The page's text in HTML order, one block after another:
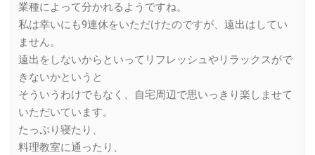
業種によって分かれるようですね。
私は幸いにも9連休をいただけたのですが、遠出はしてい
ません。
遠出をしないからといってリフレッシュやリラックスがで
きないかというと
そういうわけでもなく、自宅周辺で思いっきり楽しませて
いただいています。
たっぷり寝たり、
料理教室に通ったり、